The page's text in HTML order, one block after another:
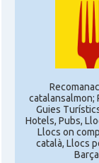
catalansalmon;
Guies
Hotels, Pubs,
Llocs on
català, Llocs
Barça